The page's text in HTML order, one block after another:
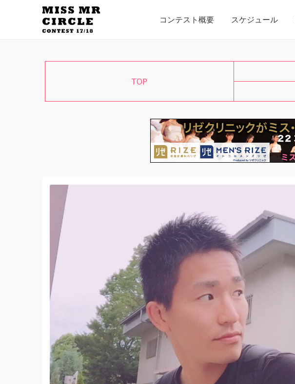
コンテスト概要 スケジュール
TOP